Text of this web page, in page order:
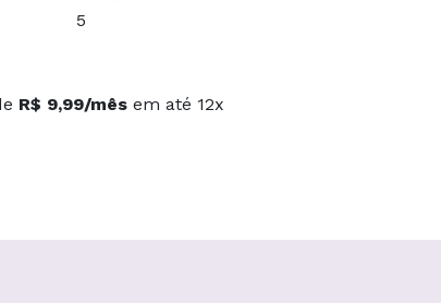
R$ 9,99/mês em até 12x